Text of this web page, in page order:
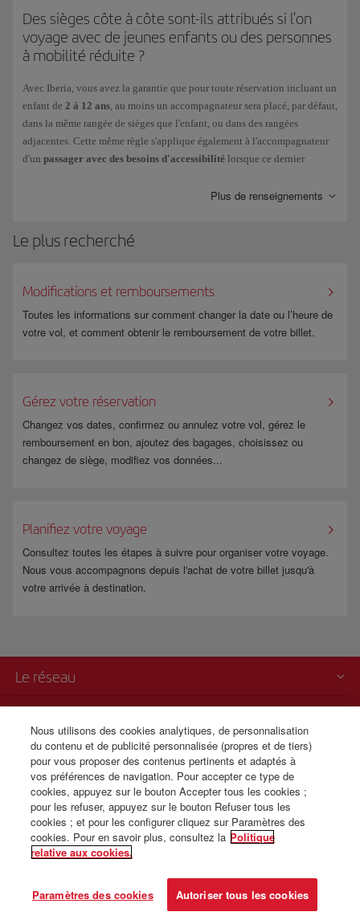
Il est impossible deréserver ou occuper unsiège d'urgencesi :
maladie, vous éprouvez des difficultés à vous déplacer rapidement.
• Vous avez besoin d'une rallonge de ceinture de sécurité.
• Vous êtes dans un état de grossesse avancée.
• Vous prenez un médicament susceptible d'empêcher le respect de ces
anticipée.
Des sièges côte à côte sont-ils attribués si l'on
voyage avec de jeunes enfants ou des personnes
à mobilité réduite ?
Avec Iberia, vous avez la garantie que pour toute réservation incluant un
enfant de 2 à 12 ans, au moins un accompagnateur sera placé, par défaut,
dans la même rangée de sièges que l'enfant, ou dans des rangées
adjacentes. Cette même règle s'applique également à l'accompagnateur
d'un passager avec des besoins d'accessibilité lorsque ce dernier
Si vous sélectionnez des sièges qui entraînent un coût supplémentaire,
Plus de renseignements
Le plus recherché
Modifications et remboursements
Toutes les informations sur comment changer la date ou l’heure de
votre vol, et comment obtenir le remboursement de votre billet.
Gérez votre réservation
Changez vos dates, confirmez ou annulez votre vol, gérez le
remboursement en bon, ajoutez des bagages, choisissez ou
changez de siège, modifiez vos données...
Planifiez votre voyage
Consultez toutes les étapes à suivre pour organiser votre voyage.
Nous vous accompagnons depuis l'achat de votre billet jusqu'à
votre arrivée à destination.
Le réseau
Iberia c'est aussi
Transparence
Vente para téléphone
Nous utilisons des cookies analytiques, de personnalisation
du contenu et de publicité personnalisée (propres et de tiers)
pour vous proposer des contenus pertinents et adaptés à
vos préférences de navigation. Pour accepter ce type de
cookies, appuyez sur le bouton Accepter tous les cookies ;
pour les refuser, appuyez sur le bouton Refuser tous les
cookies ; et pour les configurer cliquez sur Paramètres des
cookies. Pour en savoir plus, consultez la Politique
relative aux cookies.
Paramètres des cookies Autoriser tous les cookies